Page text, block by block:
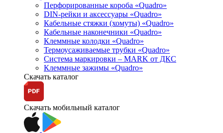
Перфорированные короба «Quadro»
DIN-рейки и аксессуары «Quadro»
Кабельные стяжки (хомуты) «Quadro»
Кабельные наконечники «Quadro»
Клеммные колодки «Quadro»
Термоусаживаемые трубки «Quadro»
Система маркировки – MARK от ДКС
Клеммные зажимы «Quadro»
Скачать каталог
Скачать мобильный каталог